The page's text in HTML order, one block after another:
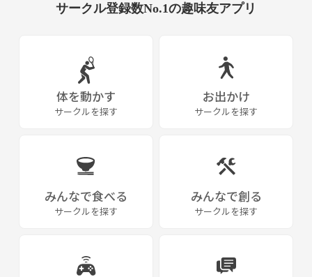
サークル登録数No.1の趣味友アプリ
体を動かす
サークルを探す
お出かけ
サークルを探す
みんなで食べる
サークルを探す
みんなで創る
サークルを探す